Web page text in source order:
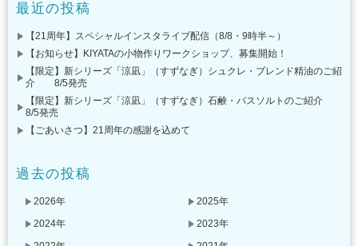
最近の投稿
【21周年】スペシャルインスタライブ配信（8/8・9時半～）
【お知らせ】KIYATAの小物作りワークショップ、募集開始！
【限定】新シリーズ「涼凪」（すずなぎ）シュクレ・ブレンド精油のご紹
介 8/5発売
【限定】新シリーズ「涼凪」（すずなぎ）石鹸・バスソルトのご紹介
8/5発売
【ごあいさつ】21周年の感謝を込めて
過去の投稿
2026年
2025年
2024年
2023年